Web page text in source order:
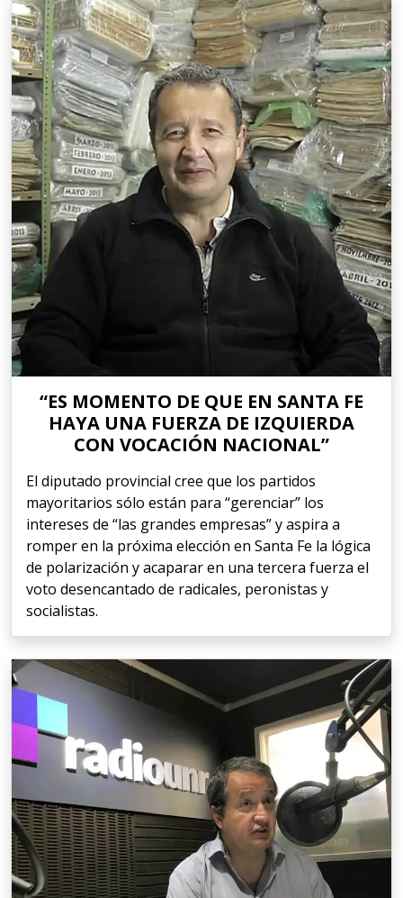
“ES MOMENTO DE QUE EN SANTA FE
HAYA UNA FUERZA DE IZQUIERDA
CON VOCACIÓN NACIONAL”
El diputado provincial cree que los partidos
mayoritarios sólo están para “gerenciar” los
intereses de “las grandes empresas” y aspira a
romper en la próxima elección en Santa Fe la lógica
de polarización y acaparar en una tercera fuerza el
voto desencantado de radicales, peronistas y
socialistas.